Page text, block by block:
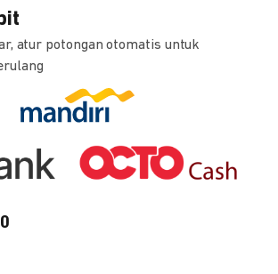
atur potongan otomatis untuk